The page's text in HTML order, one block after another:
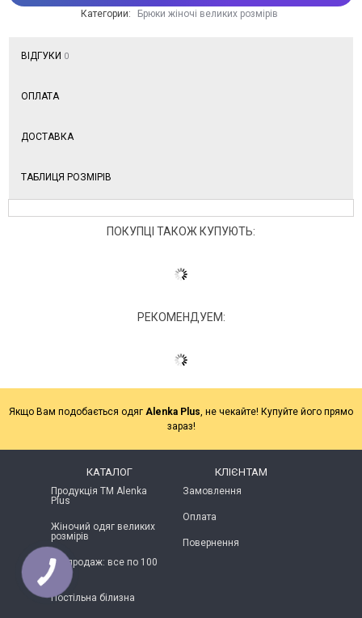
Категории: Брюки жіночі великих розмірів
ВІДГУКИ 0
ОПЛАТА
ДОСТАВКА
ТАБЛИЦЯ РОЗМІРІВ
ПОКУПЦІ ТАКОЖ КУПУЮТЬ:
РЕКОМЕНДУЕМ:
Якщо Вам подобається одяг Alenka Plus , не чекайте! Купуйте його прямо
зараз!
КАТАЛОГ
Продукція ТМ Alenka
Plus
Жіночий одяг великих
розмірів
Розпродаж: все по 100
грн
Постільна білизна
КЛІЄНТАМ
Замовлення
Оплата
Повернення